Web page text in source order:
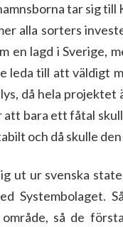
tar sig
alla sorters
en lagd i Sverige,
leda till att väldigt
då hela
bara ett fåtal
och då skulle
ut ur svenska
Systembolaget.
så de